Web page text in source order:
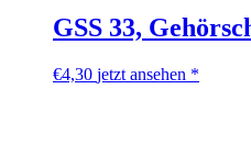
GSS 33,
€4,30 jetzt ansehen *